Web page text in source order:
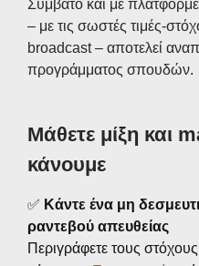
Συμβατό και με
– με τις σωστές τιμές-
broadcast – αποτελεί
προγράμματος σπουδών.
Μάθετε μίξη και
κάνουμε
✅ Κάντε ένα μη
ραντεβού απευθείας
Περιγράφετε τους